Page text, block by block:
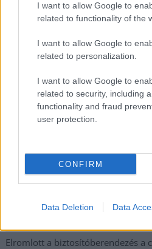
I want to allow Google to
related to functionality of the
I want to allow Google to
related to personalization.
I want to allow Google to
related to security, including
functionality and fraud
user protection.
CONFIRM
Data Deletion Data
Adja meg keresztnevét:
meg e-mail címét:
Megismertem és elfogadom a
Nem szeretne lemaradni semmiről?
legfrissebb információkkal és exkluzív
postaládájába érkezik!
A SZOL24 legfrissebb 24
lezárnak a napokban, a
Elromlott a biztosítóberendezés a